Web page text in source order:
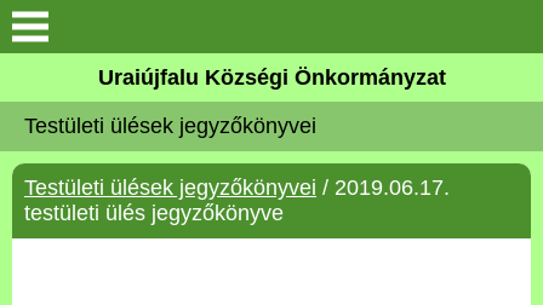
Köszöntő
Elérhetőségek
Uraiújfalu
Uraiújfalu Községi Önkormányzat
Testületi ülések jegyzőkönyvei
Testületi ülések jegyzőkönyvei / 2019.06.17.
testületi ülés jegyzőkönyve